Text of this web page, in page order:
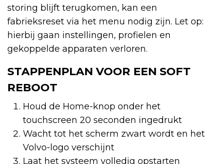
storing blijft terugkomen, kan een
fabrieksreset via het menu nodig zijn. Let op:
hierbij gaan instellingen, profielen en
gekoppelde apparaten verloren.
STAPPENPLAN VOOR EEN SOFT
REBOOT
Houd de Home-knop onder het
touchscreen 20 seconden ingedrukt
Wacht tot het scherm zwart wordt en het
Volvo-logo verschijnt
Laat het systeem volledig opstarten